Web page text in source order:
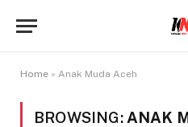
Home » Anak Muda Aceh
BROWSING: ANAK